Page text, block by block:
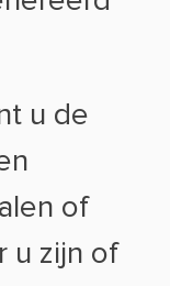
u de
of
u zijn of